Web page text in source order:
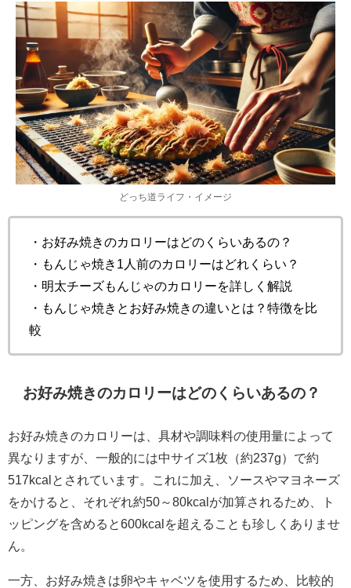
どっち道ライフ・イメージ
・お好み焼きのカロリーはどのくらいあるの？
・もんじゃ焼き1人前のカロリーはどれくらい？
・明太チーズもんじゃのカロリーを詳しく解説
・もんじゃ焼きとお好み焼きの違いとは？特徴を比
較
お好み焼きのカロリーはどのくらいあるの？
お好み焼きのカロリーは、具材や調味料の使用量によって
異なりますが、一般的には中サイズ1枚（約237g）で約
517kcalとされています。これに加え、ソースやマヨネーズ
をかけると、それぞれ約50～80kcalが加算されるため、ト
ッピングを含めると600kcalを超えることも珍しくありませ
ん。
一方、お好み焼きは卵やキャベツを使用するため、比較的